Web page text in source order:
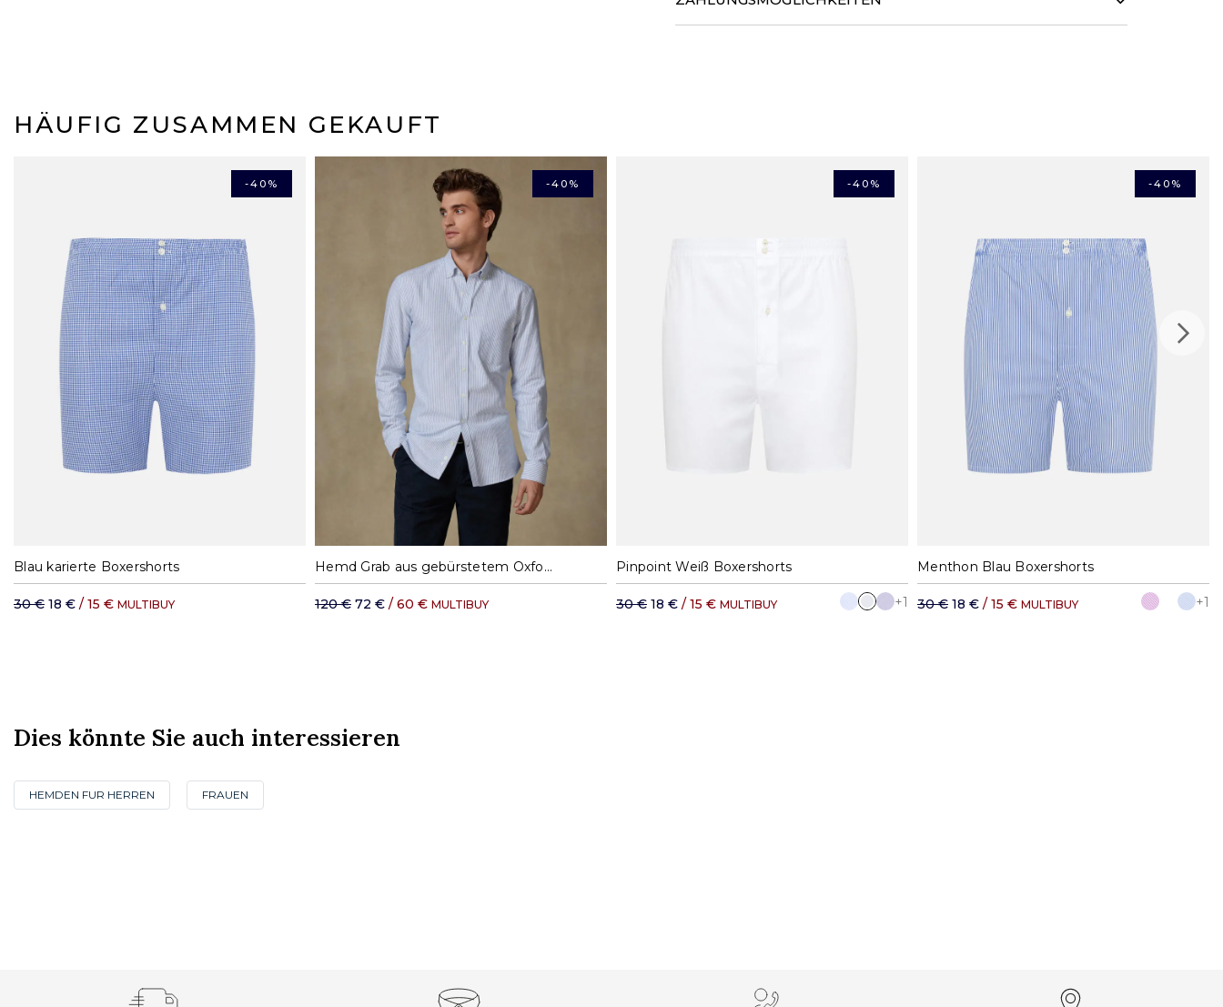
Wir garantieren das ganze Jahr über den Versand Ihrer Bestellung innerhalb von 48
Stunden aus unserem Lager. Die Lieferzeit wird Ihnen dann vom Zusteller genau
Mondial relay Abholstellen in Frankreich (Festland): 4,50 €
Colissimo Heimlieferung in Frankreich (Festland): 10,50 €
Mondial Relay innerhalb Europas : ab 6,33 €
Chronopost nach Hause innerhalb des Schengen-Raums: 12.65 €
Zahlen Sie in 3 oder 4* Raten ab 150 € mit
HÄUFIG ZUSAMMEN GEKAUFT
-40%
S M L
Blau karierte Boxershorts
30 € 18 € / 15 € MULTIBUY
-40%
S M L XL XXL Hemd Grab aus gebürstetem Oxford blau - Button-Down-Kragen
120 € 72 € / 60 € MULTIBUY
-40%
M L XL
Pinpoint Weiß Boxershorts
30 € 18 € / 15 € MULTIBUY +1
-40%
M L XL
Menthon Blau Boxershorts
30 € 18 € / 15 € MULTIBUY +1
Dies könnte Sie auch interessieren
HEMDEN FUR HERREN FRAUEN